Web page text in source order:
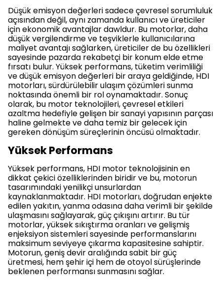
Düşük emisyon değerleri sadece çevresel sorumluluk
açısından değil, aynı zamanda kullanıcı ve üreticiler
için ekonomik avantajlar dawldur. Bu motorlar, daha
düşük vergilendirme ve teşviklerle kullanıcılarına
maliyet avantajı sağlarken, üreticiler de bu özellikleri
sayesinde pazarda rekabetçi bir konum elde etme
fırsatı bulur. Yüksek performans, tüketim verimliliği
ve düşük emisyon değerleri bir araya geldiğinde, HDI
motorları, sürdürülebilir ulaşım çözümleri sunma
noktasında önemli bir rol oynamaktadır. Sonuç
olarak, bu motor teknolojileri, çevresel etkileri
azaltma hedefiyle gelişen bir sanayi yapısının parçası
haline gelmekte ve daha temiz bir gelecek için
gereken dönüşüm süreçlerinin öncüsü olmaktadır.
Yüksek Performans
Yüksek performans, HDI motor teknolojisinin en
dikkat çekici özelliklerinden biridir ve bu, motorun
tasarımındaki yenilikçi unsurlardan
kaynaklanmaktadır. HDI motorları, doğrudan enjekte
edilen yakıtın, yanma odasına daha verimli bir şekilde
ulaşmasını sağlayarak, güç çıkışını artırır. Bu tür
motorlar, yüksek sıkıştırma oranları ve gelişmiş
enjeksiyon sistemleri sayesinde performanslarını
maksimum seviyeye çıkarma kapasitesine sahiptir.
Motorun, geniş devir aralığında sabit bir güç
üretmesi, hem şehir içi hem de otoyol sürüşlerinde
beklenen performansı sunmasını sağlar.